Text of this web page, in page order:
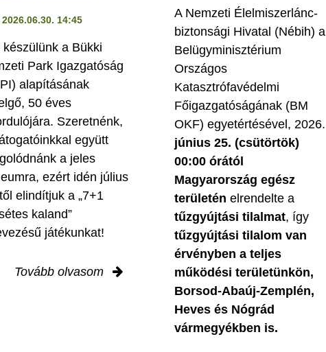
2026.06.30. 14:45
készülünk a Bükki
Park Igazgatóság
alapításának
50 éves
Szeretnénk,
együtt
a jeles
ezért idén július
elindítjuk a „7+1
kaland”
játékunkat!
Tovább olvasom
A Nemzeti Élelmiszerlánc-
biztonsági Hivatal (Nébih) a
Belügyminisztérium
Országos
Katasztrófavédelmi
Főigazgatóságának (BM
OKF) egyetértésével, 2026.
június 25. (csütörtök)
00:00 órától
Magyarország egész
területén elrendelte a
tűzgyújtási tilalmat, így
tűzgyújtási tilalom van
érvényben a teljes
működési területünkön,
Borsod-Abaúj-Zemplén,
Heves és Nógrád
vármegyékben is.